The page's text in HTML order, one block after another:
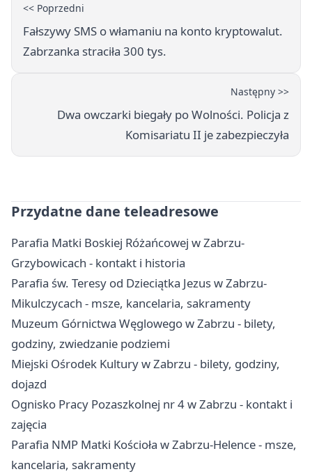
<< Poprzedni
Fałszywy SMS o włamaniu na konto kryptowalut.
Zabrzanka straciła 300 tys.
Następny >>
Dwa owczarki biegały po Wolności. Policja z
Komisariatu II je zabezpieczyła
Przydatne dane teleadresowe
Parafia Matki Boskiej Różańcowej w Zabrzu-
Grzybowicach - kontakt i historia
Parafia św. Teresy od Dzieciątka Jezus w Zabrzu-
Mikulczycach - msze, kancelaria, sakramenty
Muzeum Górnictwa Węglowego w Zabrzu - bilety,
godziny, zwiedzanie podziemi
Miejski Ośrodek Kultury w Zabrzu - bilety, godziny,
dojazd
Ognisko Pracy Pozaszkolnej nr 4 w Zabrzu - kontakt i
zajęcia
Parafia NMP Matki Kościoła w Zabrzu-Helence - msze,
kancelaria, sakramenty